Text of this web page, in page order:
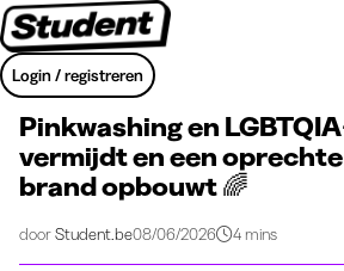
Login / registreren
Pinkwashing en
vermijdt en een
brand opbouwt 🌈
doorStudent.be08/06/2026 4 mins